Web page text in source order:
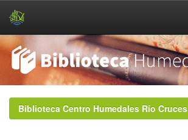
navigationBiblioteca Centro Humedales Río Cruces